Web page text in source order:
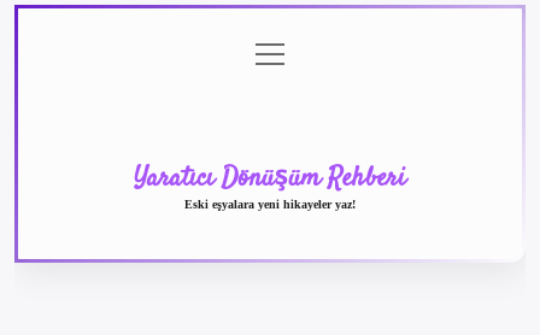
menüyü
aç
Yaratıcı Dönüşüm Rehberi
Eski eşyalara yeni hikayeler yaz!